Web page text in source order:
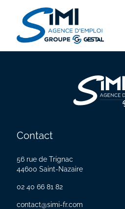
Contact
56 rue de Trignac
44600 Saint-Nazaire
02 40 66 81 82
contact@simi-fr.com